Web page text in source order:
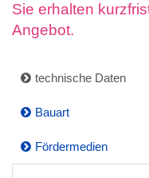
Sie erhalten
Angebot.
technische Daten
Bauart
Fördermedien